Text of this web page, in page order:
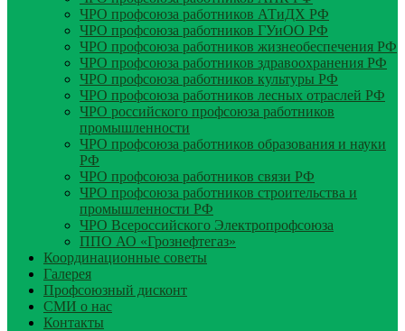
ЧРО профсоюза работников АТиДХ РФ
ЧРО профсоюза работников ГУиОО РФ
ЧРО профсоюза работников жизнеобеспечения РФ
ЧРО профсоюза работников здравоохранения РФ
ЧРО профсоюза работников культуры РФ
ЧРО профсоюза работников лесных отраслей РФ
ЧРО российского профсоюза работников
промышленности
ЧРО профсоюза работников образования и науки
РФ
ЧРО профсоюза работников связи РФ
ЧРО профсоюза работников строительства и
промышленности РФ
ЧРО Всероссийского Электропрофсоюза
ППО АО «Грознефтегаз»
Координационные советы
Галерея
Профсоюзный дисконт
СМИ о нас
Контакты